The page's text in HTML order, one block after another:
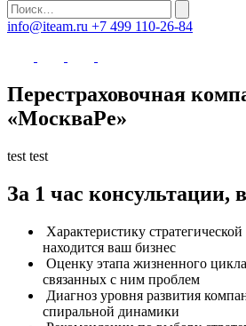
info@iteam.ru +7 499 110-26-84
Перестраховочная
«МоскваРе»
test test
За 1 час консультации,
Характеристику
находится ваш бизнес
Оценку этапа жизненного
связанных с ним проблем
Диагноз уровня развития
спиральной динамики